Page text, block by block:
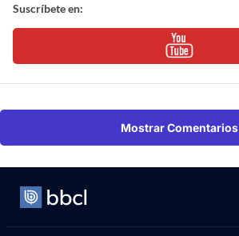
Suscríbete en:
Mostrar Comentarios